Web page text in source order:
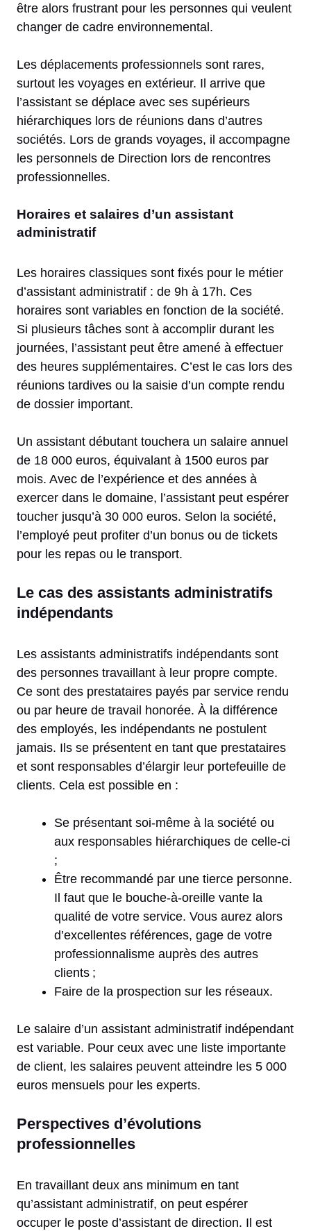
être alors frustrant pour les personnes qui veulent
changer de cadre environnemental.
Les déplacements professionnels sont rares,
surtout les voyages en extérieur. Il arrive que
l’assistant se déplace avec ses supérieurs
hiérarchiques lors de réunions dans d’autres
sociétés. Lors de grands voyages, il accompagne
les personnels de Direction lors de rencontres
professionnelles.
Horaires et salaires d’un assistant
administratif
Les horaires classiques sont fixés pour le métier
d’assistant administratif : de 9h à 17h. Ces
horaires sont variables en fonction de la société.
Si plusieurs tâches sont à accomplir durant les
journées, l’assistant peut être amené à effectuer
des heures supplémentaires. C’est le cas lors des
réunions tardives ou la saisie d’un compte rendu
de dossier important.
Un assistant débutant touchera un salaire annuel
de 18 000 euros, équivalant à 1500 euros par
mois. Avec de l’expérience et des années à
exercer dans le domaine, l’assistant peut espérer
toucher jusqu’à 30 000 euros. Selon la société,
l’employé peut profiter d’un bonus ou de tickets
pour les repas ou le transport.
Le cas des assistants administratifs
indépendants
Les assistants administratifs indépendants sont
des personnes travaillant à leur propre compte.
Ce sont des prestataires payés par service rendu
ou par heure de travail honorée. À la différence
des employés, les indépendants ne postulent
jamais. Ils se présentent en tant que prestataires
et sont responsables d’élargir leur portefeuille de
clients. Cela est possible en :
Se présentant soi-même à la société ou
aux responsables hiérarchiques de celle-ci
;
Être recommandé par une tierce personne.
Il faut que le bouche-à-oreille vante la
qualité de votre service. Vous aurez alors
d’excellentes références, gage de votre
professionnalisme auprès des autres
clients ;
Faire de la prospection sur les réseaux.
Le salaire d’un assistant administratif indépendant
est variable. Pour ceux avec une liste importante
de client, les salaires peuvent atteindre les 5 000
euros mensuels pour les experts.
Perspectives d’évolutions
professionnelles
En travaillant deux ans minimum en tant
qu’assistant administratif, on peut espérer
occuper le poste d’assistant de direction. Il est